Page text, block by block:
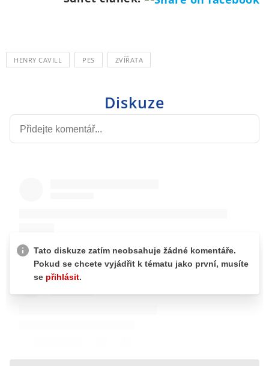
HENRY CAVILL PES ZVÍŘATA
Diskuze